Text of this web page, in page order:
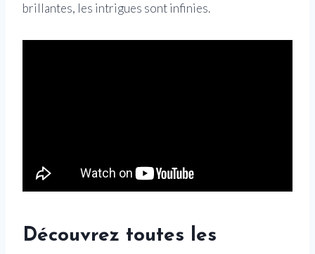
brillantes, les intrigues sont infinies.
Découvrez toutes les